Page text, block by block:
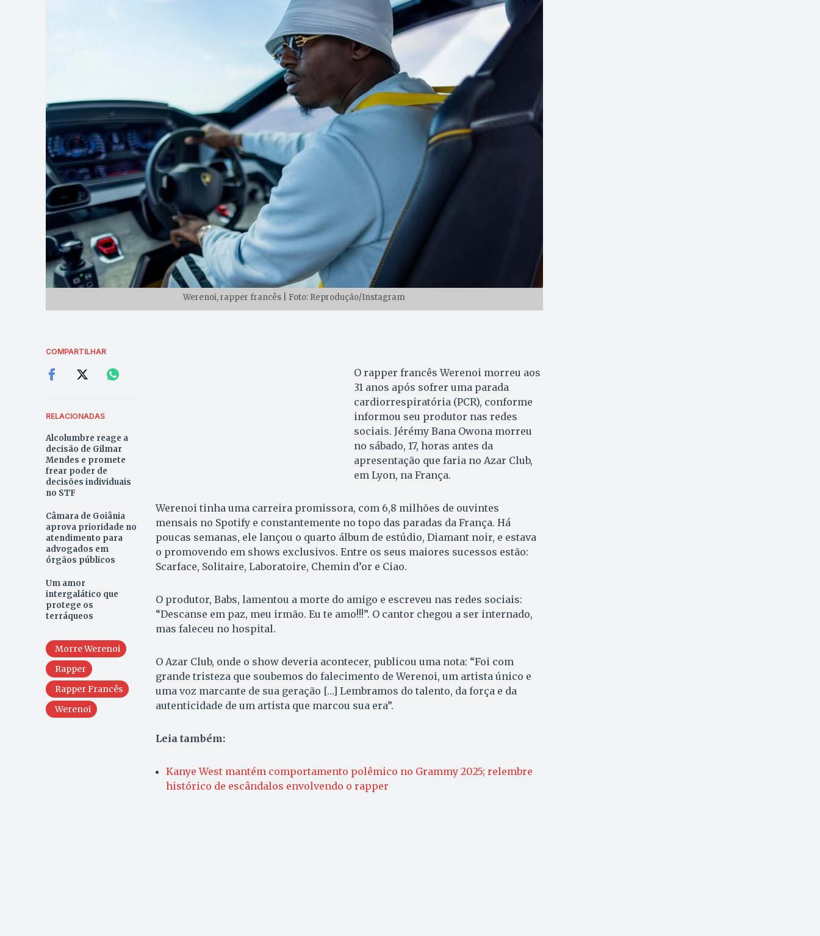
Werenoi, rapper francês | Foto: Reprodução/Instagram
COMPARTILHAR
RELACIONADAS
Alcolumbre reage a
decisão de Gilmar
Mendes e promete
frear poder de
decisões individuais
no STF
Câmara de Goiânia
aprova prioridade no
atendimento para
advogados em
órgãos públicos
Um amor
intergalático que
protege os
terráqueos
Morre Werenoi
Rapper
Rapper Francês
Werenoi
O rapper francês Werenoi morreu aos
31 anos após sofrer uma parada
cardiorrespiratória (PCR), conforme
informou seu produtor nas redes
sociais. Jérémy Bana Owona morreu
no sábado, 17, horas antes da
apresentação que faria no Azar Club,
em Lyon, na França.
Werenoi tinha uma carreira promissora, com 6,8 milhões de ouvintes
mensais no Spotify e constantemente no topo das paradas da França. Há
poucas semanas, ele lançou o quarto álbum de estúdio, Diamant noir, e estava
o promovendo em shows exclusivos. Entre os seus maiores sucessos estão:
Scarface, Solitaire, Laboratoire, Chemin d’or e Ciao.
O produtor, Babs, lamentou a morte do amigo e escreveu nas redes sociais:
“Descanse em paz, meu irmão. Eu te amo!!!”. O cantor chegou a ser internado,
mas faleceu no hospital.
O Azar Club, onde o show deveria acontecer, publicou uma nota: “Foi com
grande tristeza que soubemos do falecimento de Werenoi, um artista único e
uma voz marcante de sua geração […] Lembramos do talento, da força e da
autenticidade de um artista que marcou sua era”.
Leia também:
Kanye West mantém comportamento polêmico no Grammy 2025; relembre
histórico de escândalos envolvendo o rapper